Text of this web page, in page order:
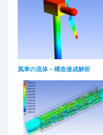
風車の流体－構造連成解析